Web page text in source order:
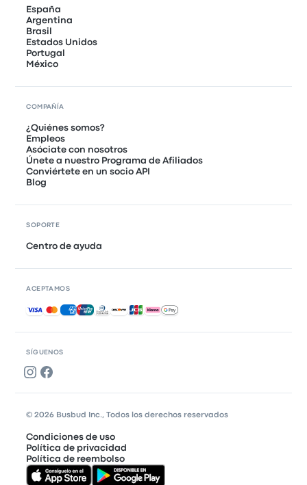
SÍGUENOS
España
Argentina
Brasil
Estados Unidos
Portugal
México
COMPAÑÍA
¿Quiénes somos?
Empleos
Asóciate con nosotros
Únete a nuestro Programa de Afiliados
Conviértete en un socio API
Blog
SOPORTE
Centro de ayuda
ACEPTAMOS
Pagos aceptados
© 2026 Busbud Inc., Todos los derechos reservados
Condiciones de uso
Política de privacidad
Política de reembolso